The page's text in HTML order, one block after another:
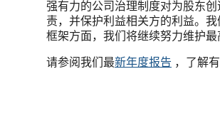
强有力的公司治理制度对为股东
责，并保护利益相关方的利益。
框架方面，我们将继续努力维护最
请参阅我们最新年度报告 ，了解